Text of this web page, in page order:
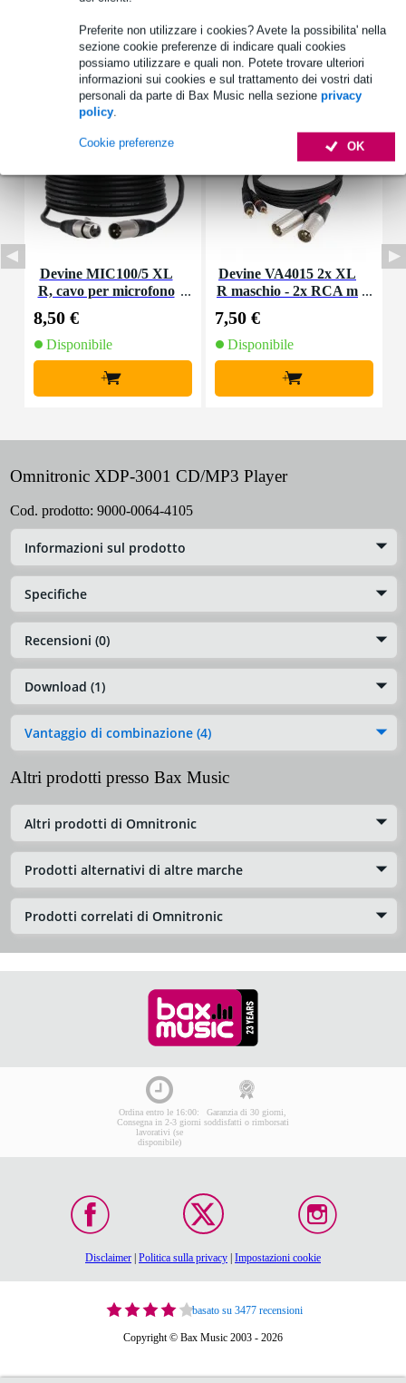
Preferite non utilizzare i cookies? Avete la possibilita' nella
sezione cookie preferenze di indicare quali cookies
possiamo utilizzare e quali non. Potete trovare ulteriori
informazioni sui cookies e sul trattamento dei vostri dati
personali da parte di Bax Music nella sezione privacy
policy.
OK
Cookie preferenze
Specifiche complete
Accessori (8)
Devine MIC100/5 XL
R, cavo per microfono
8,50 €
Disponibile
+
Devine VA4015 2x XL
R maschio - 2x RCA m
7,50 €
Disponibile
+
Omnitronic XDP-3001 CD/MP3 Player
Cod. prodotto: 9000-0064-4105
Informazioni sul prodotto
Specifiche
Recensioni (0)
Download (1)
Vantaggio di combinazione (4)
Altri prodotti presso Bax Music
Altri prodotti di Omnitronic
Prodotti alternativi di altre marche
Prodotti correlati di Omnitronic
Ordina entro le 16:00:
Consegna in 2-3 giorni
lavorativi (se
disponibile)
Garanzia di 30 giorni,
soddisfatti o rimborsati
Disclaimer Politica sulla privacy Impostazioni cookie
basato su 3477 recensioni
Copyright © Bax Music 2003 - 2026